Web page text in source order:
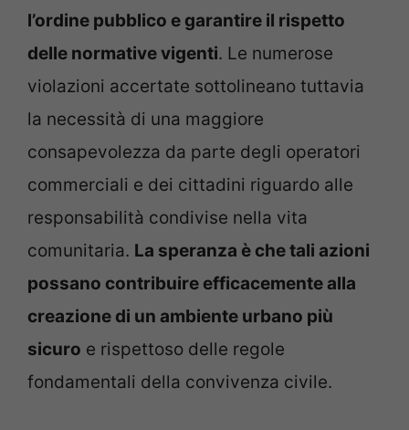
l’ordine pubblico e garantire il rispetto
delle normative vigenti. Le numerose
violazioni accertate sottolineano tuttavia
la necessità di una maggiore
consapevolezza da parte degli operatori
commerciali e dei cittadini riguardo alle
responsabilità condivise nella vita
comunitaria. La speranza è che tali azioni
possano contribuire efficacemente alla
creazione di un ambiente urbano più
sicuro e rispettoso delle regole
fondamentali della convivenza civile.